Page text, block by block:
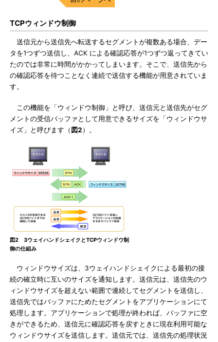
TCPウィンドウ制御
送信元から送信先へ転送するセグメントが複数ある場合、デー
タを1つずつ送信し、ACK による確認応答が1つずつ返ってきてい
たのでは非常に時間がかかってしまいます。そこで、送信先から
の確認応答を待つことなく連続で送信する機能が用意されていま
す。
この機能を「ウィンドウ制御」と呼び、送信元と送信先がセグ
メントの受信バッファとして用意できるサイズを「ウィンドウサ
イズ」と呼びます（ 図2）。
図2 3ウェイハンドシェイクとTCPウィンドウ制
御の仕組み
ウィンドウサイズは、3ウェイハンドシェイクによる最初の接
続の確立時に互いのサイズを通知します。送信元は、送信先のウ
ィンドウサイズを超えない範囲で連続してセグメントを送信し、
送信先ではバッファにためたセグメントをアプリケーションにて
処理します。アプリケーションで処理が終われば、バッファに空
きができるため、送信元に確認応答を戻すときに現在利用可能な
ウィンドウサイズを送信します。送信元では、送信先の処理状況